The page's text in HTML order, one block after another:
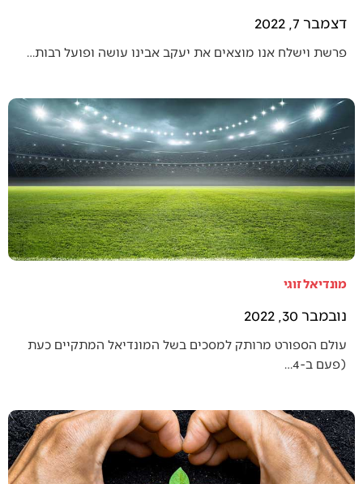
דצמבר 7, 2022
פרשת וישלח אנו מוצאים את יעקב אבינו עושה ופועל רבות…
מונדיאל זוגי
נובמבר 30, 2022
עולם הספורט מרותק למסכים בשל המונדיאל המתקיים כעת
(פעם ב-4…